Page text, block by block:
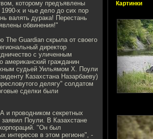
Картинки
которому предъявлены
х и чье дело до сих пор
валять дурака! Перестань
обвинения!"
Guardian скрыла от своего
директор
с уличенным
гражданин
судьей Уильямом Х. Поули
Казахстана Назарбаеву)
делягу" солдатом
сделки были
проводником секретных
Поули. В Казахстане
"Он был
интересов в этом регионе", -